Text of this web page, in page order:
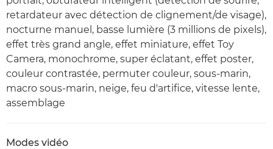
retardateur avec détection de clignement/de visage),
nocturne manuel, basse lumière (3 millions de pixels),
effet très grand angle, effet miniature, effet Toy
Camera, monochrome, super éclatant, effet poster,
couleur contrastée, permuter couleur, sous-marin,
macro sous-marin, neige, feu d'artifice, vitesse lente,
assemblage
Modes vidéo